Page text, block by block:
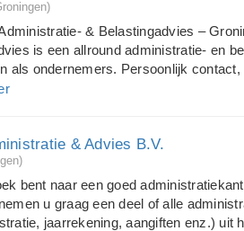
met plezier van u over, want dat
die wordt aangevuld met vele
de jaarrekening, de financiële
van uw ond...
& Belastingadvies –
is een allround administratie- en
als ondernemers. Persoonlijk
staan centraal in mijn dienstverlening.
en vind het belangrijk
worden geïnformeerd over fiscale
Voor veel ondernemers is de
Door deze werkzaamheden uit
u zich richten op uw onderneming.
& Advies B.V.
bent naar een goed
u graag een deel of alle
jaarrekening, aangiften enz.) uit